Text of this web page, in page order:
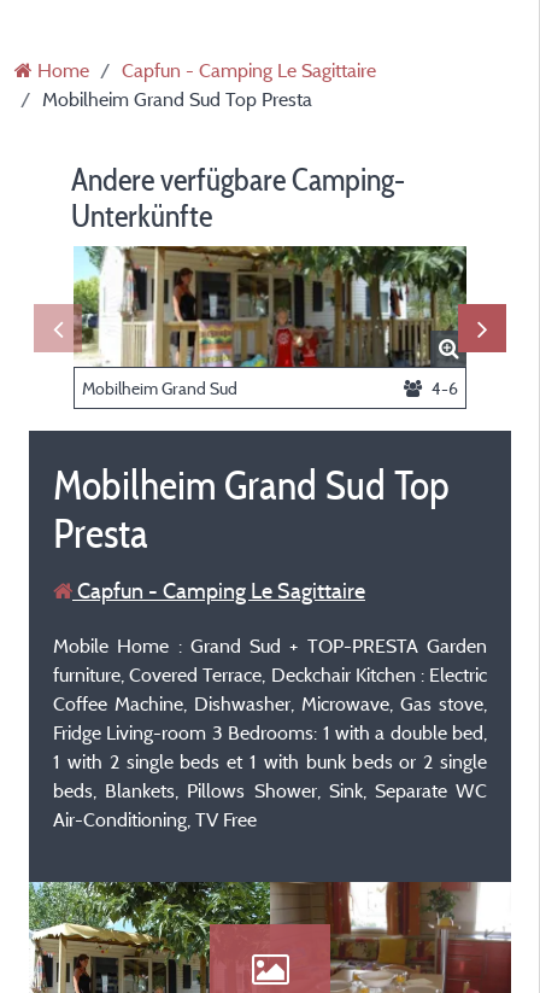
Home
Capfun - Camping Le Sagittaire
Mobilheim Grand Sud Top Presta
Andere verfügbare Camping-
Unterkünfte
Mobilheim Grand Sud 4-6
Mobilheim Grand Sud Top
Presta
Capfun - Camping Le Sagittaire
Mobile Home : Grand Sud + TOP-PRESTA Garden
furniture, Covered Terrace, Deckchair Kitchen : Electric
Coffee Machine, Dishwasher, Microwave, Gas stove,
Fridge Living-room 3 Bedrooms: 1 with a double bed,
1 with 2 single beds et 1 with bunk beds or 2 single
beds, Blankets, Pillows Shower, Sink, Separate WC
Air-Conditioning, TV Free